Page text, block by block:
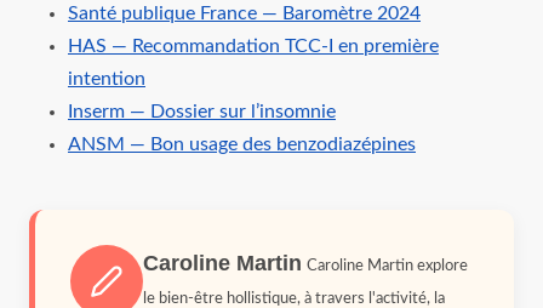
Santé publique France — Baromètre 2024
HAS — Recommandation TCC-I en première
intention
Inserm — Dossier sur l’insomnie
ANSM — Bon usage des benzodiazépines
Caroline Martin Caroline Martin explore
le bien-être hollistique, à travers l'activité, la